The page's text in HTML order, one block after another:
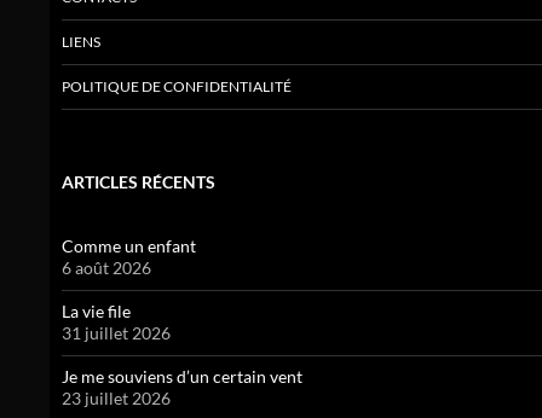
LIENS
POLITIQUE DE CONFIDENTIALITÉ
ARTICLES RÉCENTS
Comme un enfant
6 août 2026
La vie file
31 juillet 2026
Je me souviens d’un certain vent
23 juillet 2026